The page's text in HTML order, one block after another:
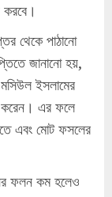
থেকে পাঠানো
জানানো হয়,
ইসলামের
এর ফলে
এবং মোট ফসলের
ফলন কম হলেও